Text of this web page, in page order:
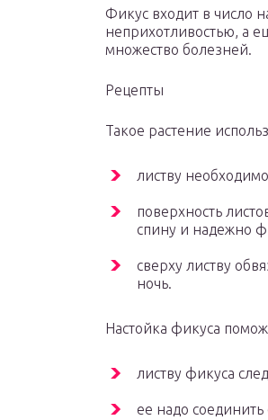
Фикус входит в число
неприхотливостью, а
множество болезней.
Рецепты
Такое растение
листву
поверхность
спину и надежно
сверху листву
ночь.
Настойка фикуса
листву фикуса
ее надо